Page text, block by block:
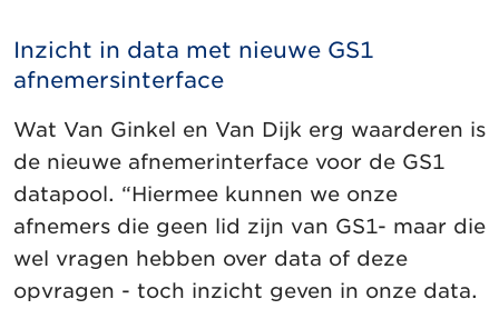
Inzicht in data met nieuwe GS1
afnemersinterface
Wat Van Ginkel en Van Dijk erg waarderen is
de nieuwe afnemerinterface voor de GS1
datapool. “Hiermee kunnen we onze
afnemers die geen lid zijn van GS1- maar die
wel vragen hebben over data of deze
opvragen - toch inzicht geven in onze data.